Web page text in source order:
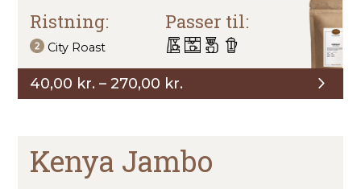
Ristning:
City Roast
Passer til:
40,00 kr. – 270,00 kr.Prisinterval:
40,00 kr.
270,00 kr.
Kenya Jambo